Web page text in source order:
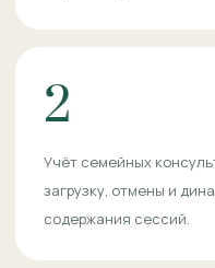
2
Учёт семейных
загрузку, отмены и
содержания сессий.